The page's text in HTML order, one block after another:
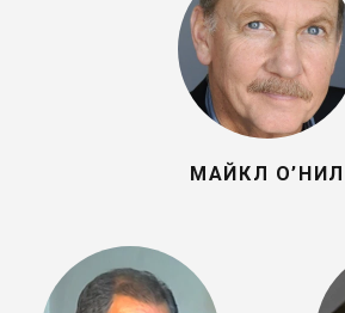
МАЙКЛ О’НИЛ